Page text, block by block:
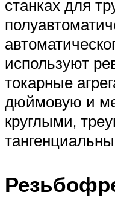
станках для
используют
токарные
дюймовую и
круглыми,